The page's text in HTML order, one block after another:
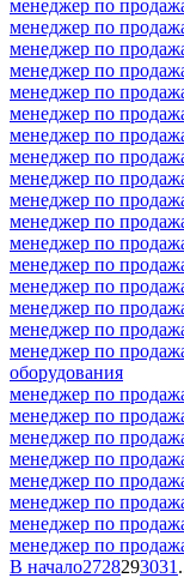
менеджер по
менеджер по
менеджер по
менеджер по
менеджер по
менеджер по
менеджер по
менеджер по
менеджер по
менеджер по
менеджер по
менеджер по
менеджер по
менеджер по
менеджер по
менеджер по
менеджер по
оборудования
менеджер по
менеджер по
менеджер по
менеджер по
менеджер по
менеджер по
менеджер по
менеджер по
В начало2728293031